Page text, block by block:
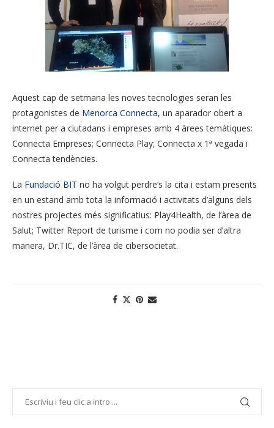
Aquest cap de setmana les noves tecnologies seran les
protagonistes de Menorca Connecta, un aparador obert a
internet per a ciutadans i empreses amb 4 àrees temàtiques:
Connecta Empreses; Connecta Play; Connecta x 1ª vegada i
Connecta tendències.
La Fundació BIT no ha volgut perdre’s la cita i estam presents
en un estand amb tota la informació i activitats d’alguns dels
nostres projectes més significatius: Play4Health, de l’àrea de
Salut; Twitter Report de turisme i com no podia ser d’altra
manera, Dr.TIC, de l’àrea de cibersocietat.